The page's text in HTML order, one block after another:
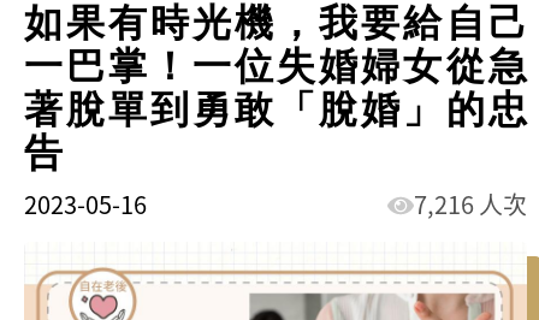
如果有時光機，我要給自己
一巴掌！一位失婚婦女從急
著脫單到勇敢「脫婚」的忠
告
2023-05-16 7,216 人次